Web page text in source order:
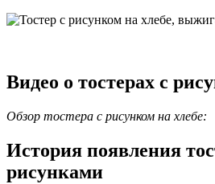
Видео о тостерах с
Обзор тостера с рисунком на хлебе:
История появления
рисунками